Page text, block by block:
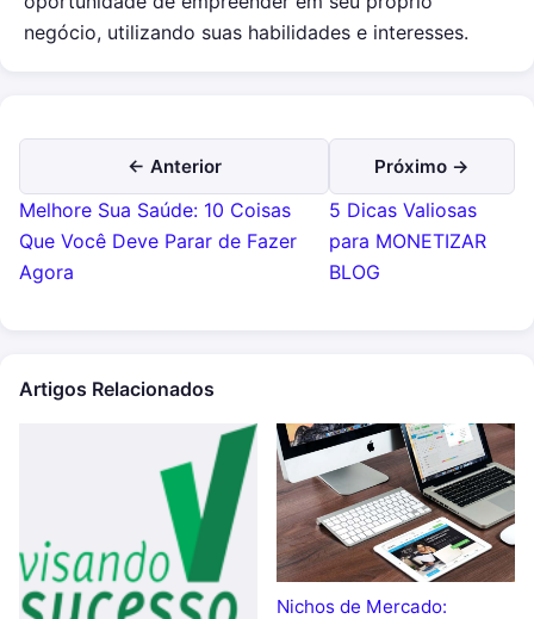
negócio, utilizando suas habilidades e interesses.
← Anterior
Melhore Sua Saúde: 10 Coisas
Que Você Deve Parar de Fazer
Agora
Próximo →
5 Dicas Valiosas
para MONETIZAR
BLOG
Artigos Relacionados
Nichos de Mercado: